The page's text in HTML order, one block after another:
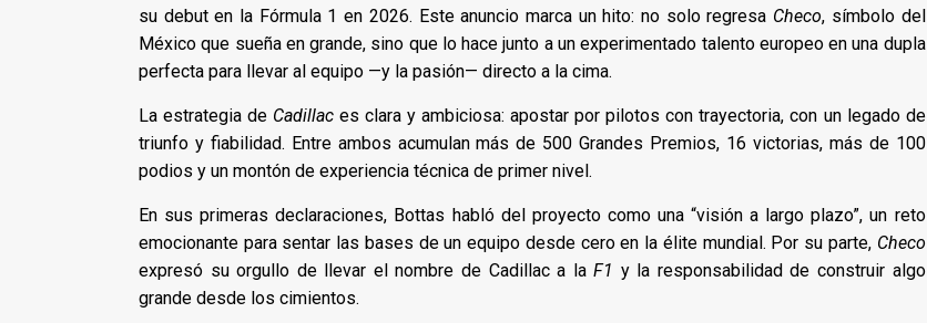
su debut en la Fórmula 1 en 2026. Este anuncio marca un hito: no solo regresa Checo, símbolo del
México que sueña en grande, sino que lo hace junto a un experimentado talento europeo en una dupla
perfecta para llevar al equipo —y la pasión— directo a la cima.
La estrategia de Cadillac es clara y ambiciosa: apostar por pilotos con trayectoria, con un legado de
triunfo y fiabilidad. Entre ambos acumulan más de 500 Grandes Premios, 16 victorias, más de 100
podios y un montón de experiencia técnica de primer nivel.
En sus primeras declaraciones, Bottas habló del proyecto como una “visión a largo plazo”, un reto
emocionante para sentar las bases de un equipo desde cero en la élite mundial. Por su parte, Checo
expresó su orgullo de llevar el nombre de Cadillac a laF1 y la responsabilidad de construir algo
grande desde los cimientos.